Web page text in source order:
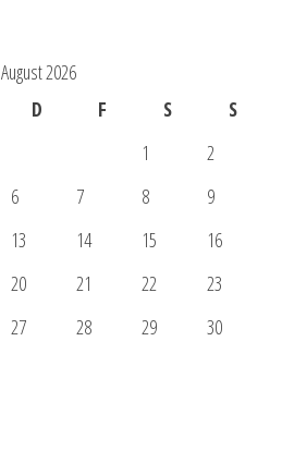
August 2026
D F S
S
1
2
6 7 8
9
13 14 15
16
20 21 22
23
27 28 29
30